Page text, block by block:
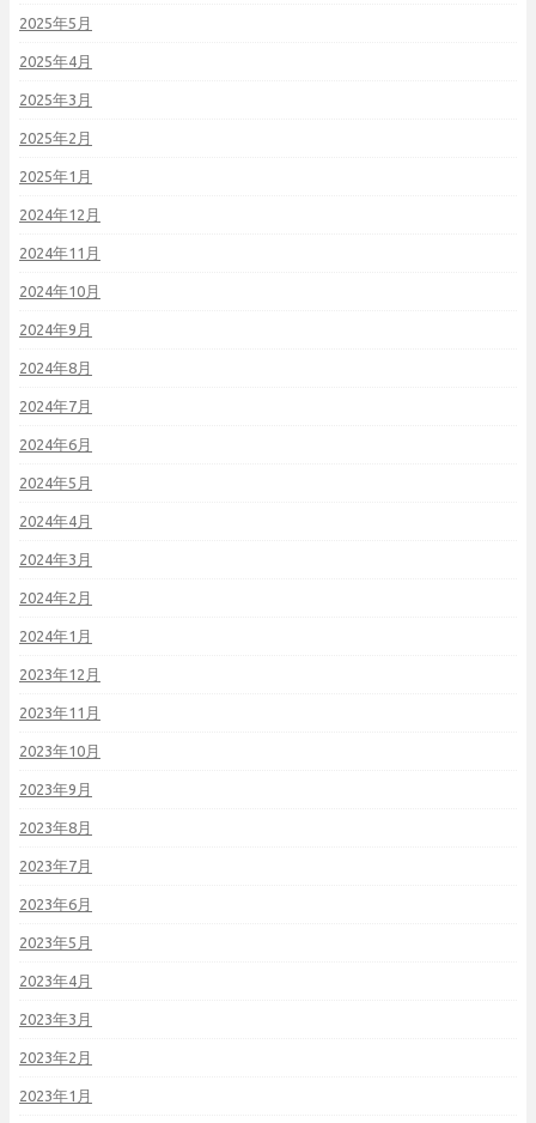
2025年5月
2025年4月
2025年3月
2025年2月
2025年1月
2024年12月
2024年11月
2024年10月
2024年9月
2024年8月
2024年7月
2024年6月
2024年5月
2024年4月
2024年3月
2024年2月
2024年1月
2023年12月
2023年11月
2023年10月
2023年9月
2023年8月
2023年7月
2023年6月
2023年5月
2023年4月
2023年3月
2023年2月
2023年1月